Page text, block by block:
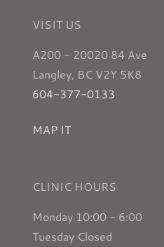
VISIT US
A200 - 20020 84 Ave
Langley, BC V2Y 5K8
604-377-0133
MAP IT
CLINIC HOURS
Monday 10:00 - 6:00
Tuesday Closed